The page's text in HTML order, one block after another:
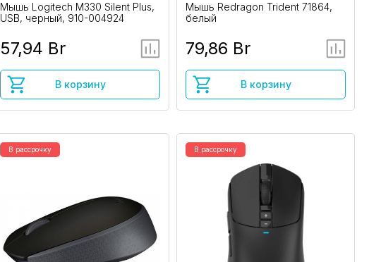
Мышь Logitech M330 Silent Plus,
USB, черный, 910-004924
57,94 Br
В корзину
Мышь Redragon Trident 71864,
белый
79,86 Br
В корзину
В рассрочку В рассрочку